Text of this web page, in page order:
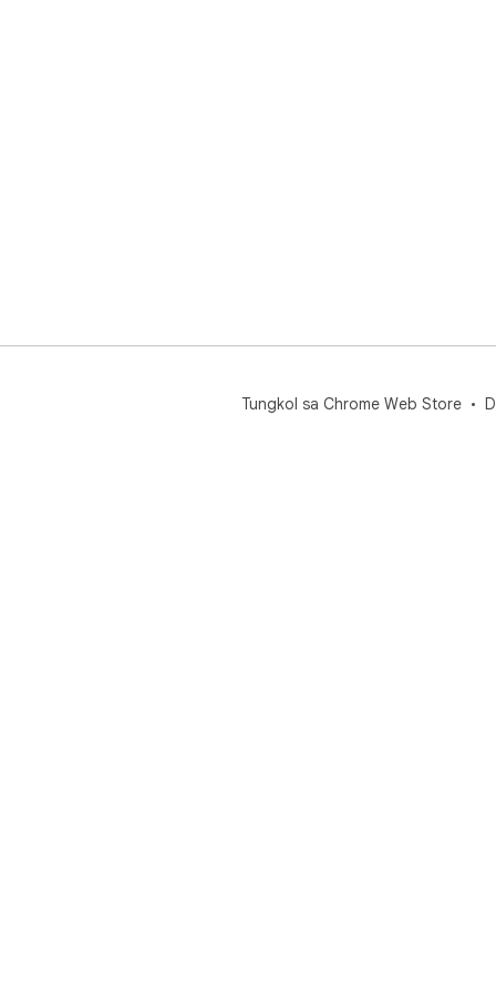
Tungkol sa Chrome Web Store